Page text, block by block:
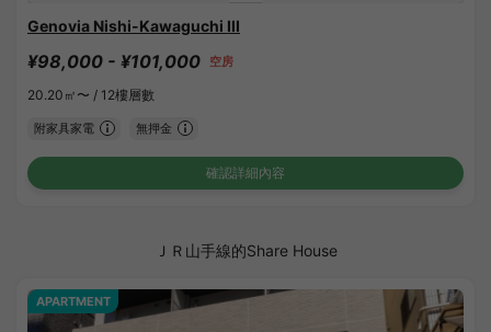
Genovia Nishi-Kawaguchi III
¥98,000 - ¥101,000 空房
20.20㎡〜 / 12樓層數
附家具家電 無押金
確認詳細內容
ＪＲ山手線的Share House
APARTMENT